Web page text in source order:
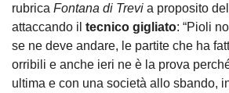
rubrica Fontana di Trevi a proposito
attaccando il tecnico gigliato: “Pioli
se ne deve andare, le partite che ha
orribili e anche ieri ne è la prova
ultima e con una società allo sbando,